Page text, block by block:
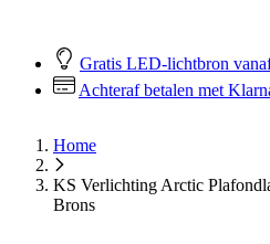
Gratis LED-lichtbron
Achteraf betalen met
Home
KS Verlichting Arctic
Brons